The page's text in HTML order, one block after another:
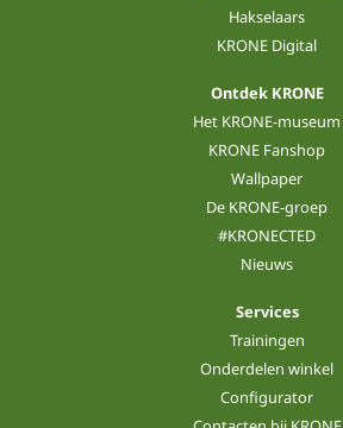
Hakselaars
KRONE Digital
Ontdek KRONE
Het KRONE-museum
KRONE Fanshop
Wallpaper
De KRONE-groep
#KRONECTED
Nieuws
Services
Trainingen
Onderdelen winkel
Configurator